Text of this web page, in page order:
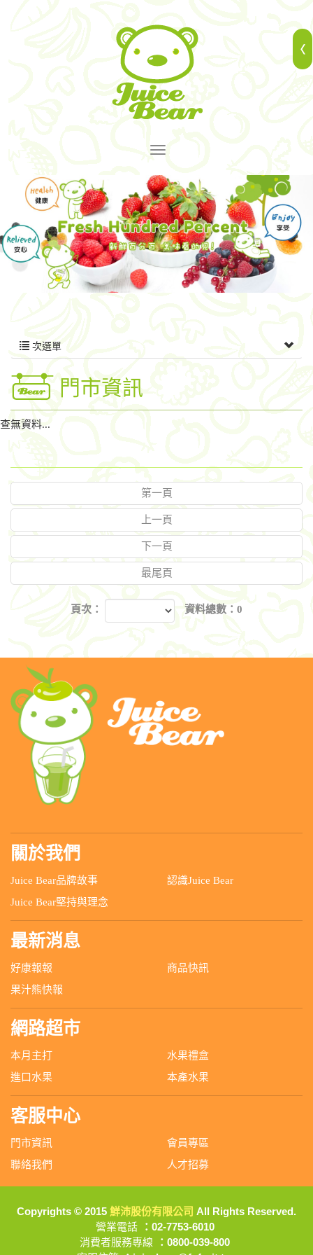
次選單
門市資訊
查無資料...
第一頁
上一頁
下一頁
最尾頁
頁次： 資料總數：0
關於我們
Juice Bear品牌故事
認識Juice Bear
Juice Bear堅持與理念
最新消息
好康報報
商品快訊
果汁熊快報
網路超市
本月主打
水果禮盒
進口水果
本產水果
客服中心
門市資訊
會員專區
聯絡我們
人才招募
Copyrights © 2015 鮮沛股份有限公司 All Rights Reserved.
營業電話
：02-7753-6010
消費者服務專線
：0800-039-800